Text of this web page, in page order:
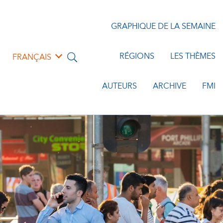
FRANÇAIS
GRAPHIQUE DE LA SEMAINE
RÉGIONS LES THÈMES
AUTEURS ARCHIVE FMI